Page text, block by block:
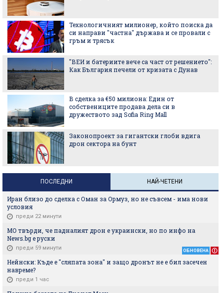
Технологичният милионер, който поиска да
си направи "частна" държава и се провали с
гръм и трясък
"ВЕИ и батериите вече са част от решението":
Как България печели от кризата с Дунав
В сделка за €50 милиона: Един от
собствениците продава дела си в
дружеството зад Sofia Ring Mall
Законопроект за гигантски глоби вдига
дрон сектора на бунт
ПОСЛЕДНИ НАЙ-ЧЕТЕНИ
Иран близо до сделка с Оман за Ормуз, но не съвсем - има нови
условия
преди 22 минути
МО твърди, че падналият дрон е украински, но по инфо на
News.bg e руски
преди 59 минути ОБНОВЕНА
Нейнски: Къде е "сляпата зона" и защо дронът не е бил засечен
навреме?
преди 1 час